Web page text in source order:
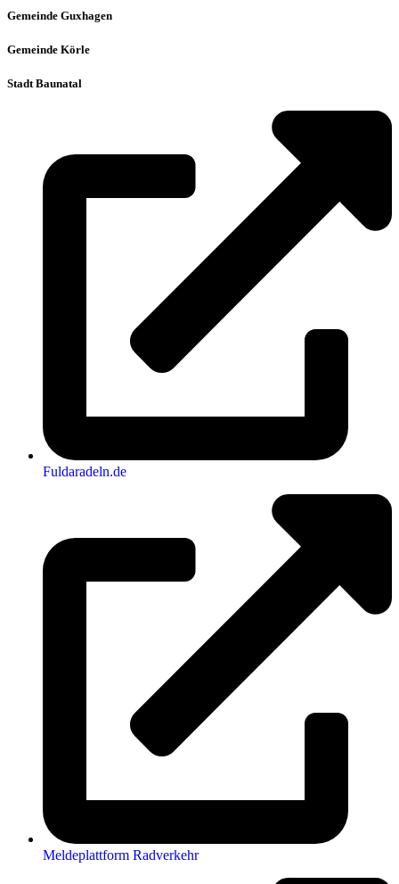
Gemeinde Guxhagen
Gemeinde Körle
Stadt Baunatal
Fuldaradeln.de
Meldeplattform Radverkehr